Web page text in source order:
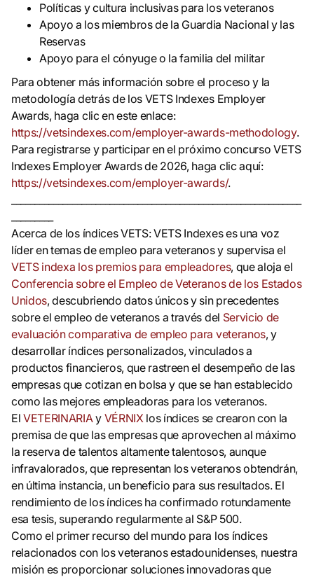
Políticas y cultura inclusivas para los veteranos
Apoyo a los miembros de la Guardia Nacional y las
Reservas
Apoyo para el cónyuge o la familia del militar
Para obtener más información sobre el proceso y la
metodología detrás de los VETS Indexes Employer
Awards, haga clic en este enlace:
https://vetsindexes.com/employer-awards-methodology.
Para registrarse y participar en el próximo concurso VETS
Indexes Employer Awards de 2026, haga clic aquí:
https://vetsindexes.com/employer-awards/.
Acerca de los índices VETS: VETS Indexes es una voz
líder en temas de empleo para veteranos y supervisa el
VETS indexa los premios para empleadores, que aloja el
Conferencia sobre el Empleo de Veteranos de los Estados
Unidos, descubriendo datos únicos y sin precedentes
sobre el empleo de veteranos a través del Servicio de
evaluación comparativa de empleo para veteranos, y
desarrollar índices personalizados, vinculados a
productos financieros, que rastreen el desempeño de las
empresas que cotizan en bolsa y que se han establecido
como las mejores empleadoras para los veteranos.
ElVETERINARIAy VÉRNIXlos índices se crearon con la
premisa de que las empresas que aprovechen al máximo
la reserva de talentos altamente talentosos, aunque
infravalorados, que representan los veteranos obtendrán,
en última instancia, un beneficio para sus resultados. El
rendimiento de los índices ha confirmado rotundamente
esa tesis, superando regularmente al S&P 500.
Como el primer recurso del mundo para los índices
relacionados con los veteranos estadounidenses, nuestra
misión es proporcionar soluciones innovadoras que